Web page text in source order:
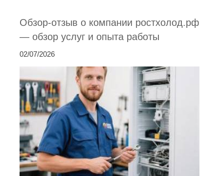
Обзор-отзыв о компании ростхолод.рф
— обзор услуг и опыта работы
02/07/2026